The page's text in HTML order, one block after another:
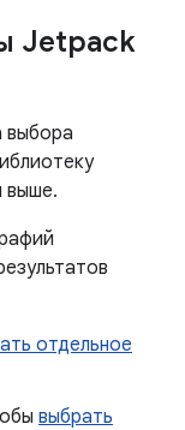
Jetpack
выбора
выше.
отдельное
выбрать